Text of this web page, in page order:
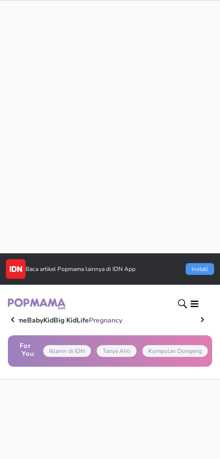
Baca artikel Popmama lainnya di IDN App Install
HomeBabyKidBig KidLifePregnancy
For
You
Iklanin di IDN Tanya Ahli Kumpulan Dongeng